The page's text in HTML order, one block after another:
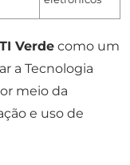
TI Verde como um
a Tecnologia
meio da
e uso de